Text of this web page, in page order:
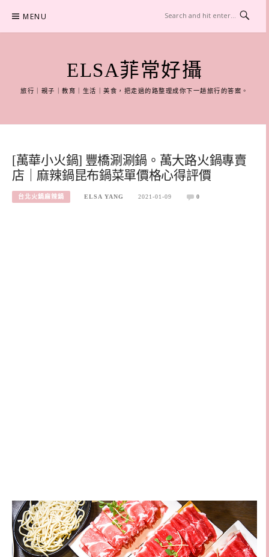
content
MENU
ELSA菲常好攝
旅行｜親子｜教育｜生活｜美食，把走過的路整理成你下一趟旅行的答案。
[萬華小火鍋] 豐橋涮涮鍋。萬大路火鍋專賣
店｜麻辣鍋昆布鍋菜單價格心得評價
台北火鍋麻辣鍋 ELSA YANG 2021-01-09 0